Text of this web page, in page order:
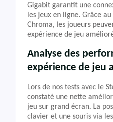
Gigabit garantit une
les jeux en ligne. Grâce
Chroma, les joueurs
expérience de jeu
Analyse des
expérience de jeu
Lors de nos tests avec le
constaté une nette
jeu sur grand écran. La
clavier et une souris via